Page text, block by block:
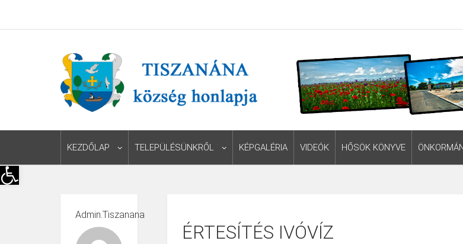
Eszköztár megnyitása
KEZDŐLAP TELEPÜLÉSÜNKRŐL KÉPGALÉRIA VIDEÓK HŐSÖK KÖNYVE
Admin.tiszanana
ÉRTESÍTÉS IVÓVÍZ